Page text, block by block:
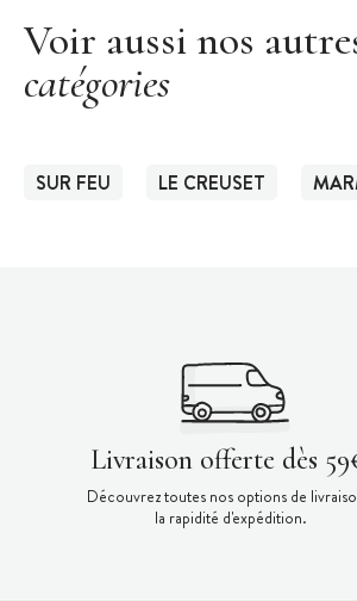
Voir aussi nos
catégories
SUR FEU LE CREUSET
Livraison offerte dès
Découvrez toutes nos options de
la rapidité d'expédition.